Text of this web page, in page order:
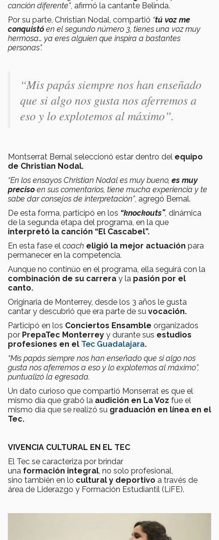
canción diferente", afirmó la cantante Belinda.
Por su parte, Christian Nodal, compartió “tú voz me
conquistó en el segundo número 3, tienes una voz muy
hermosa… ya eres alguien que inspira a bastantes
personas”.
“Mis papás siempre nos han enseñado
que si algo nos gusta nos aferremos a
eso y lo explotemos al máximo”.
Montserrat Bernal seleccionó estar dentro del equipo
de Christian Nodal.
“En los ensayos Christian Nodal es muy bueno, es muy
preciso en sus comentarios, tiene mucha experiencia y te
sabe dar consejos de interpretación”, agregó Bernal.
De esta forma, participó en los “knockouts”, dinámica
de la segunda etapa del programa, en la que
interpretó la canción “El Cascabel”.
En esta fase el coach eligió la mejor actuación para
permanecer en la competencia.
Aunque no continúo en el programa, ella seguirá con la
combinación de su carrera y la pasión por el
canto.
Originaria de Monterrey, desde los 3 años le gusta
cantar y descubrió que era parte de su vocación.
Participó en los Conciertos Ensamble organizados
por PrepaTec Monterrey y durante sus estudios
profesiones en el Tec Guadalajara.
“Mis papás siempre nos han enseñado que si algo nos
gusta nos aferremos a eso y lo explotemos al máximo”,
puntualizó la egresada.
Un dato curioso que compartió Monserrat es que el
mismo día que grabó la audición en La Voz fue el
mismo día que se realizó su graduación en línea en el
Tec.
VIVENCIA CULTURAL EN EL TEC
El Tec se caracteriza por brindar
una formación integral, no solo profesional,
sino también en lo cultural y deportivo a través de
área de Liderazgo y Formación Estudiantil (LiFE).